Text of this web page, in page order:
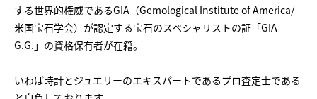
する世界的権威であるGIA（Gemological Institute of America/
米国宝石学会）が認定する宝石のスペシャリストの証「GIA
G.G.」の資格保有者が在籍。
いわば時計とジュエリーのエキスパートであるプロ査定士である